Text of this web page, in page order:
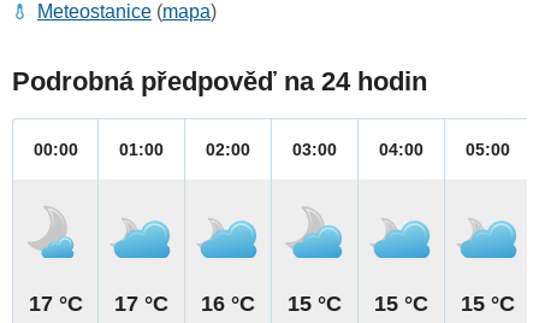
Meteostanice (mapa)
Podrobná předpověď na 24 hodin
00:00
17 °C
01:00
17 °C
02:00
16 °C
03:00
15 °C
04:00
15 °C
05:00
15 °C